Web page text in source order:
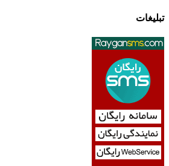
تبلیغات